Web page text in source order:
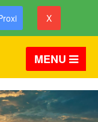
X
MENU